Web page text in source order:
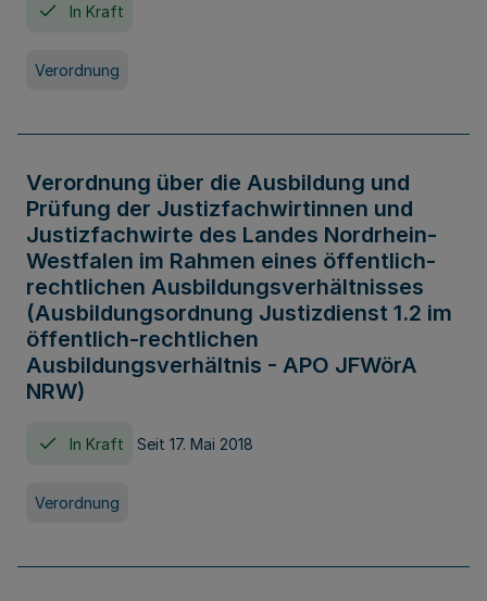
In Kraft
Verordnung
Verordnung über die Ausbildung und
Prüfung der Justizfachwirtinnen und
Justizfachwirte des Landes Nordrhein-
Westfalen im Rahmen eines öffentlich-
rechtlichen Ausbildungsverhältnisses
(Ausbildungsordnung Justizdienst 1.2 im
öffentlich-rechtlichen
Ausbildungsverhältnis - APO JFWörA
NRW)
In Kraft Seit 17. Mai 2018
Verordnung